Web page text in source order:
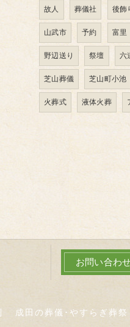
故人 葬儀社 後飾
山武市 予約 富里
野辺送り 祭壇 六
芝山葬儀 芝山町小池
火葬式 液体火葬
お問い合わ
成田の葬儀･やすらぎ葬